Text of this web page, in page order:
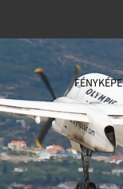
content